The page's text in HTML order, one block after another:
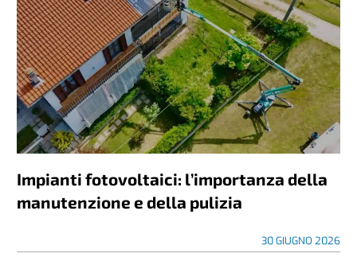
Impianti fotovoltaici: l’importanza della
manutenzione e della pulizia
30 GIUGNO 2026